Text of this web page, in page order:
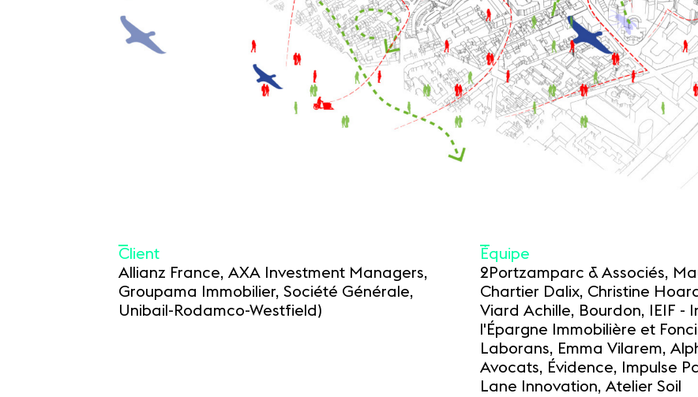
Client
Allianz France, AXA Investment Managers,
Groupama Immobilier, Société Générale,
Unibail-Rodamco-Westfield)
Équipe
2Portzamparc & Associés,
Chartier Dalix, Christine
Viard Achille, Bourdon, IEIF -
l'Épargne Immobilière et
Laborans, Emma Vilarem,
Avocats, Évidence, Impulse
Lane Innovation, Atelier Soil